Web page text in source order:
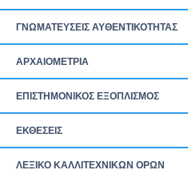
ΓΝΩΜΑΤΕΥΣΕΙΣ ΑΥΘΕΝΤΙΚΟΤΗΤΑΣ
ΑΡΧΑΙΟΜΕΤΡΙΑ
ΕΠΙΣΤΗΜΟΝΙΚΟΣ ΕΞΟΠΛΙΣΜΟΣ
ΕΚΘΕΣΕΙΣ
ΛΕΞΙΚΟ ΚΑΛΛΙΤΕΧΝΙΚΩΝ ΟΡΩΝ